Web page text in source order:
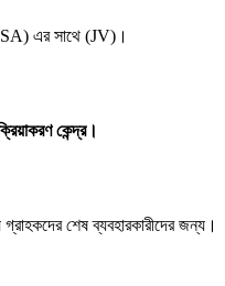
এর সাথে (JV)।
কেন্দ্র।
শেষ ব্যবহারকারীদের জন্য।